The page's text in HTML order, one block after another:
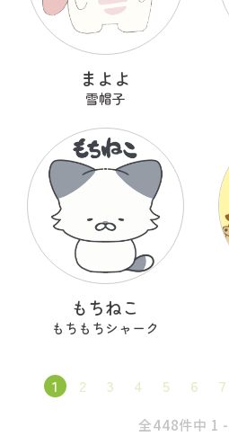
まよよ
雪帽子
もちねこ
もちもちシャーク
1 2 3 4 5 6 7
全448件中 1